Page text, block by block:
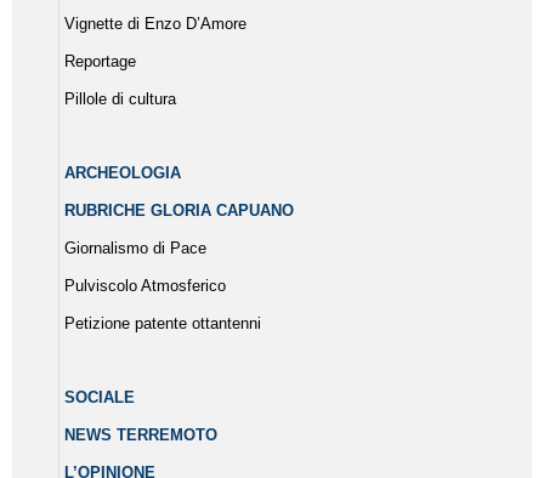
Vignette di Enzo D’Amore
Reportage
Pillole di cultura
ARCHEOLOGIA
RUBRICHE GLORIA CAPUANO
Giornalismo di Pace
Pulviscolo Atmosferico
Petizione patente ottantenni
SOCIALE
NEWS TERREMOTO
L’OPINIONE